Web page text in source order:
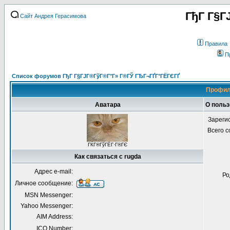
Сайт Андрея Герасимова ГђГ
Правила
Список форумов ГђГ Г§ГЈГ®ГўГ®Г°Г» Г®ГЎ ГЂГ¬ГҐГ°ГЁГЄГҐ
Аватара О
ГЌГ®ГўГЁГ·Г®ГЄ
Всего
Как связаться с rugda
Адрес e-mail:
Личное сообщение:
MSN Messenger:
Yahoo Messenger:
AIM Address:
ICQ Number: